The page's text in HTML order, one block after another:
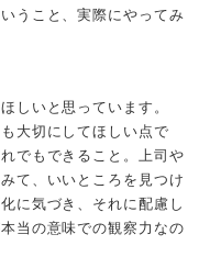
うこと、実際にやってみ
しいと思っています。
大切にしてほしい点で
でもできること。上司や
て、いいところを見つけ
に気づき、それに配慮し
当の意味での観察力なの